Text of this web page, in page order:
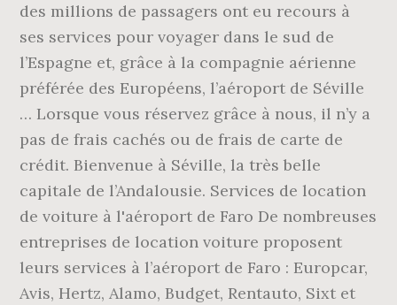
des millions de passagers ont eu recours à
ses services pour voyager dans le sud de
l’Espagne et, grâce à la compagnie aérienne
préférée des Européens, l’aéroport de Séville
… Lorsque vous réservez grâce à nous, il n’y a
pas de frais cachés ou de frais de carte de
crédit. Bienvenue à Séville, la très belle
capitale de l’Andalousie. Services de location
de voiture à l'aéroport de Faro De nombreuses
entreprises de location voiture proposent
leurs services à l’aéroport de Faro : Europcar,
Avis, Hertz, Alamo, Budget, Rentauto, Sixt et